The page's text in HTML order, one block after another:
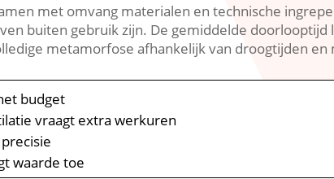
met omvang materialen en technische
buiten gebruik zijn.​ De gemiddelde doorlooptijd
metamorfose afhankelijk van droogtijden en
budget
vraagt extra werkuren
waarde toe